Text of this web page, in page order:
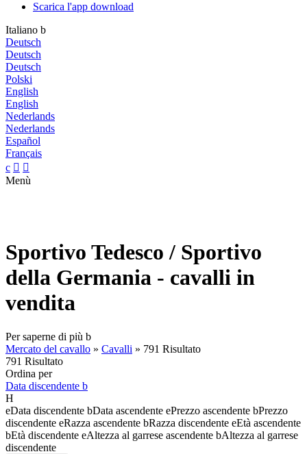
Scarica l'app download
Italiano b
Deutsch
Deutsch
Deutsch
Polski
English
English
Nederlands
Nederlands
Español
Français
c  
Menù
Sportivo Tedesco / Sportivo
della Germania - cavalli in
vendita
Per saperne di più b
Mercato del cavallo » Cavalli » 791 Risultato
791 Risultato
Ordina per
Data discendente b
H
eData discendente bData ascendente ePrezzo ascendente bPrezzo
discendente eRazza ascendente bRazza discendente eEtà ascendente
bEtà discendente eAltezza al garrese ascendente bAltezza al garrese
discendente